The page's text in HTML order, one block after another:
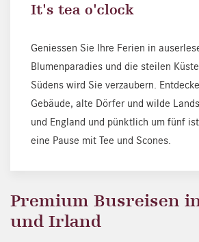
It's tea o'clock
Geniessen Sie Ihre Ferien in
Blumenparadies und die steilen
Südens wird Sie verzaubern.
Gebäude, alte Dörfer und wilde
und England und pünktlich um fünf
eine Pause mit Tee und Scones.
Premium Busreisen
und Irland